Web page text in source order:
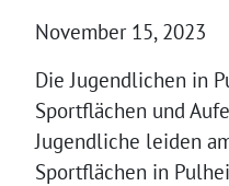
November 15, 2023
Die Jugendlichen in
Sportflächen und
Jugendliche leiden
Sportflächen in